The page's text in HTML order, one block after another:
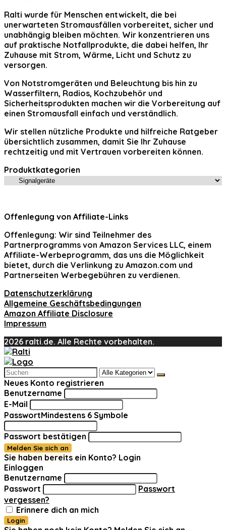
Ralti wurde für Menschen entwickelt, die bei
unerwarteten Stromausfällen vorbereitet, sicher und
unabhängig bleiben möchten. Wir konzentrieren uns
auf praktische Notfallprodukte, die dabei helfen, Ihr
Zuhause mit Strom, Wärme, Licht und Schutz zu
versorgen.
Von Notstromgeräten und Beleuchtung bis hin zu
Wasserfiltern, Radios, Kochzubehör und
Sicherheitsprodukten machen wir die Vorbereitung auf
einen Stromausfall einfach und verständlich.
Wir stellen nützliche Produkte und hilfreiche Ratgeber
übersichtlich zusammen, damit Sie Ihr Zuhause
rechtzeitig und mit Vertrauen vorbereiten können.
Produktkategorien
Offenlegung von Affiliate-Links
Offenlegung: Wir sind Teilnehmer des
Partnerprogramms von Amazon Services LLC, einem
Affiliate-Werbeprogramm, das uns die Möglichkeit
bietet, durch die Verlinkung zu Amazon.com und
Partnerseiten Werbegebühren zu verdienen.
Datenschutzerklärung
Allgemeine Geschäftsbedingungen
Amazon Affiliate Disclosure
Impressum
2026 ralti.de. Alle Rechte vorbehalten.
Search
for:
Neues Konto registrieren
Benutzername
E-Mail
PasswortMindestens 6 Symbole
Passwort bestätigen
Melden Sie sich an
Sie haben bereits ein Konto? Login
Einloggen
Benutzername
Passwort
Passwort
vergessen?
Erinnere dich an mich
Login